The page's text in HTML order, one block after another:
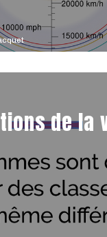
de la